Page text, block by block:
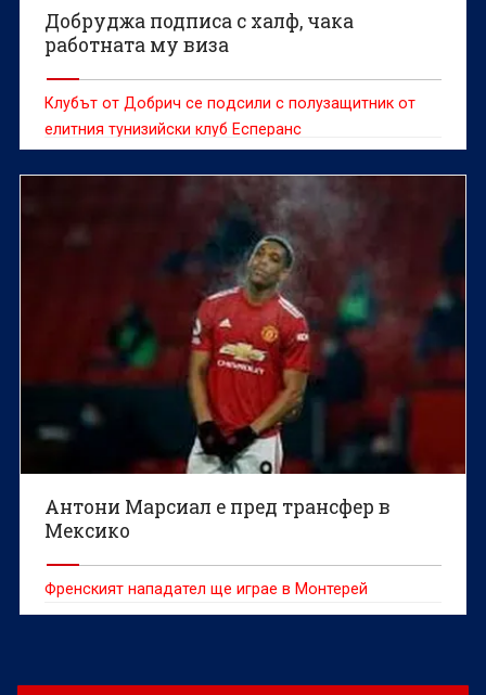
Добруджа подписа с халф, чака
работната му виза
Клубът от Добрич се подсили с полузащитник от
елитния тунизийски клуб Есперанс
Антони Марсиал е пред трансфер в
Мексико
Френският нападател ще играе в Монтерей